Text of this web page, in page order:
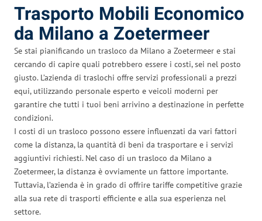
Trasporto Mobili Economico
da Milano a Zoetermeer
Se stai pianificando un trasloco da Milano a Zoetermeer e stai
cercando di capire quali potrebbero essere i costi, sei nel posto
giusto. L’azienda di traslochi offre servizi professionali a prezzi
equi, utilizzando personale esperto e veicoli moderni per
garantire che tutti i tuoi beni arrivino a destinazione in perfette
condizioni.
I costi di un trasloco possono essere influenzati da vari fattori
come la distanza, la quantità di beni da trasportare e i servizi
aggiuntivi richiesti. Nel caso di un trasloco da Milano a
Zoetermeer, la distanza è ovviamente un fattore importante.
Tuttavia, l’azienda è in grado di offrire tariffe competitive grazie
alla sua rete di trasporti efficiente e alla sua esperienza nel
settore.